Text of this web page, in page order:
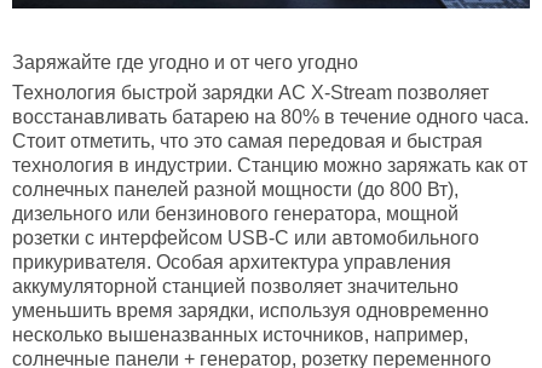
Заряжайте где угодно и от чего угодно
Технология быстрой зарядки AC X-Stream позволяет
восстанавливать батарею на 80% в течение одного часа.
Стоит отметить, что это самая передовая и быстрая
технология в индустрии. Станцию можно заряжать как от
солнечных панелей разной мощности (до 800 Вт),
дизельного или бензинового генератора, мощной
розетки с интерфейсом USB-C или автомобильного
прикуривателя. Особая архитектура управления
аккумуляторной станцией позволяет значительно
уменьшить время зарядки, используя одновременно
несколько вышеназванных источников, например,
солнечные панели + генератор, розетку переменного